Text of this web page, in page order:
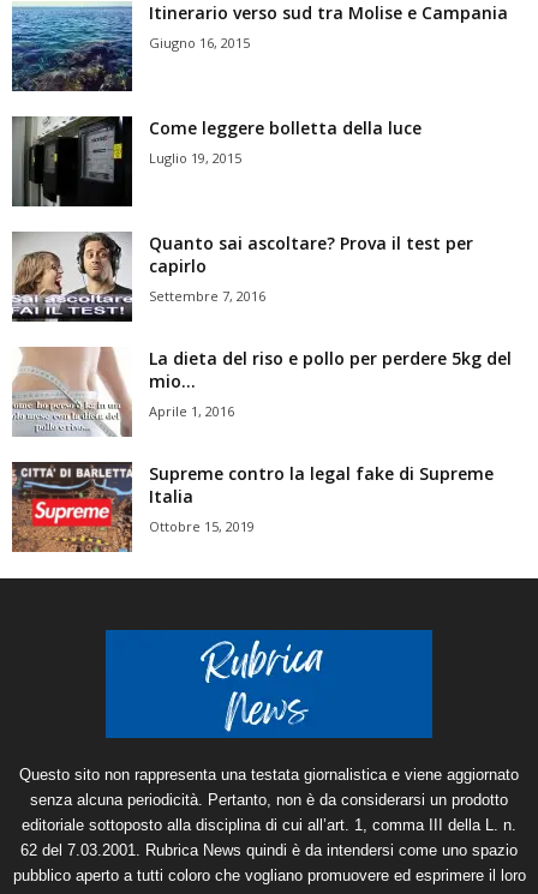
Itinerario verso sud tra Molise e Campania
Giugno 16, 2015
Come leggere bolletta della luce
Luglio 19, 2015
Quanto sai ascoltare? Prova il test per
capirlo
Settembre 7, 2016
La dieta del riso e pollo per perdere 5kg del
mio...
Aprile 1, 2016
Supreme contro la legal fake di Supreme
Italia
Ottobre 15, 2019
Questo sito non rappresenta una testata giornalistica e viene aggiornato
senza alcuna periodicità. Pertanto, non è da considerarsi un prodotto
editoriale sottoposto alla disciplina di cui all’art. 1, comma III della L. n.
62 del 7.03.2001. Rubrica News quindi è da intendersi come uno spazio
pubblico aperto a tutti coloro che vogliano promuovere ed esprimere il loro